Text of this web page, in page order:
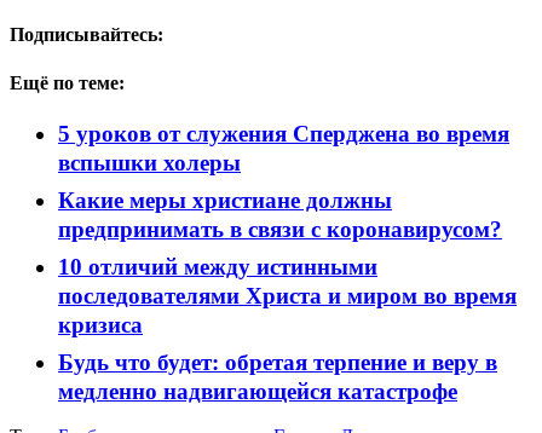
Подписывайтесь:
Ещё по теме:
5 уроков от служения Сперджена во время
вспышки холеры
Какие меры христиане должны
предпринимать в связи с коронавирусом?
10 отличий между истинными
последователями Христа и миром во время
кризиса
Будь что будет: обретая терпение и веру в
медленно надвигающейся катастрофе